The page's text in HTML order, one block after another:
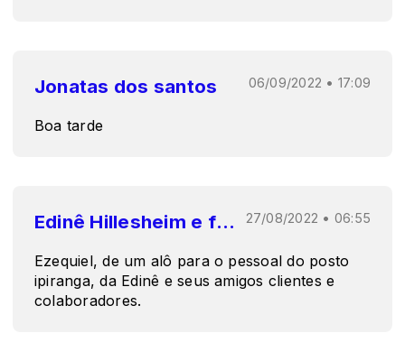
Jonatas dos santos 06/09/2022 • 17:09
Boa tarde
Edinê Hillesheim e funcionários 27/08/2022 • 06:55
Ezequiel, de um alô para o pessoal do posto
ipiranga, da Edinê e seus amigos clientes e
colaboradores.